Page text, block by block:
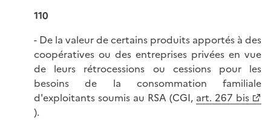
110
- De la valeur de certains produits apportés à des
coopératives ou des entreprises privées en vue
de leurs rétrocessions ou cessions pour les
besoins de la consommation familiale
d'exploitants soumis au RSA (CGI, art. 267 bis
).